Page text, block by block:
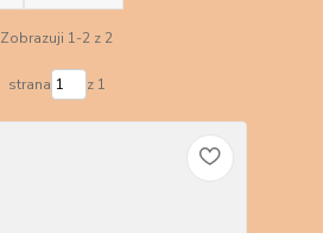
Zobrazuji 1-2 z 2
strana z 1